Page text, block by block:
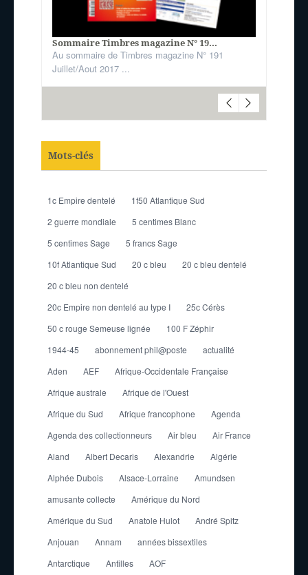
Sommaire Timbres magazine N° 19...
Au sommaire de Timbres magazine N° 191
Juillet/Aout 2017 ...
Mots-clés
1c Empire dentelé
1f50 Atlantique Sud
2 guerre mondiale
5 centimes Blanc
5 centimes Sage
5 francs Sage
10f Atlantique Sud
20 c bleu
20 c bleu dentelé
20 c bleu non dentelé
20c Empire non dentelé au type I
25c Cérès
50 c rouge Semeuse lignée
100 F Zéphir
1944-45
abonnement phil@poste
actualité
Aden
AEF
Afrique-Occidentale Française
Afrique australe
Afrique de l'Ouest
Afrique du Sud
Afrique francophone
Agenda
Agenda des collectionneurs
Air bleu
Air France
Aland
Albert Decaris Alexandrie
Algérie
Alphée Dubois
Alsace-Lorraine
Amundsen
amusante collecte
Amérique du Nord
Amérique du Sud
Anatole Hulot
André Spitz
Anjouan
Annam
années bissextiles
Antarctique
Antilles
AOF